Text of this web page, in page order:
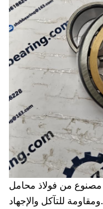
مصنوع من فولاذ محامل Gcr15 عالي الجودة، يتميز بصلابة عالية
ومقاومة للتآكل والإجهاد.